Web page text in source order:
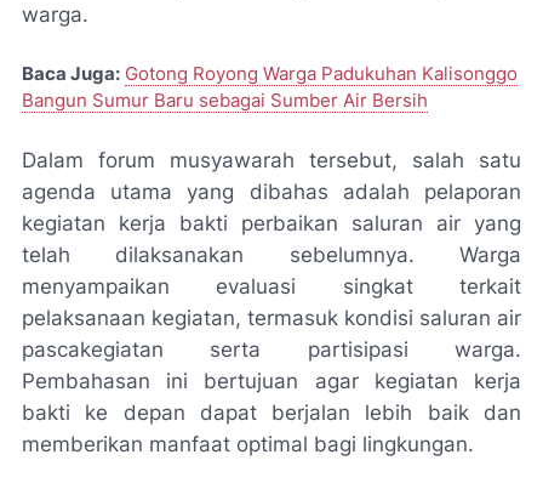
warga.
Baca Juga: Gotong Royong Warga Padukuhan Kalisonggo
Bangun Sumur Baru sebagai Sumber Air Bersih
Dalam forum musyawarah tersebut, salah satu
agenda utama yang dibahas adalah pelaporan
kegiatan kerja bakti perbaikan saluran air yang
telah dilaksanakan sebelumnya. Warga
menyampaikan evaluasi singkat terkait
pelaksanaan kegiatan, termasuk kondisi saluran air
pascakegiatan serta partisipasi warga.
Pembahasan ini bertujuan agar kegiatan kerja
bakti ke depan dapat berjalan lebih baik dan
memberikan manfaat optimal bagi lingkungan.